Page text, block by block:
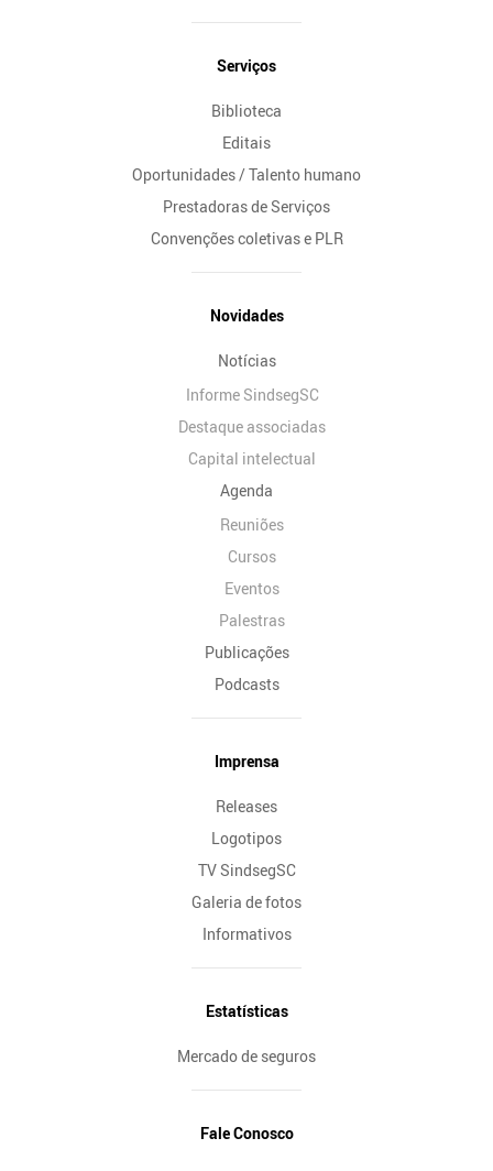
Serviços
Biblioteca
Editais
Oportunidades / Talento humano
Prestadoras de Serviços
Convenções coletivas e PLR
Novidades
Notícias
Informe SindsegSC
Destaque associadas
Capital intelectual
Agenda
Reuniões
Cursos
Eventos
Palestras
Publicações
Podcasts
Imprensa
Releases
Logotipos
TV SindsegSC
Galeria de fotos
Informativos
Estatísticas
Mercado de seguros
Fale Conosco